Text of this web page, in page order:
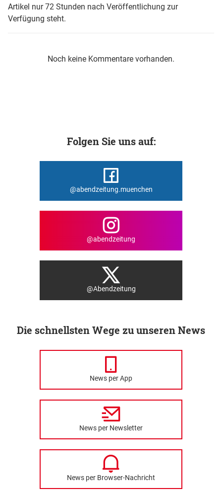
Artikel nur 72 Stunden nach Veröffentlichung zur
Verfügung steht.
Noch keine Kommentare vorhanden.
Folgen Sie uns auf:
@abendzeitung.muenchen
@abendzeitung
@Abendzeitung
Die schnellsten Wege zu unseren News
News per App
News per Newsletter
News per Browser-Nachricht